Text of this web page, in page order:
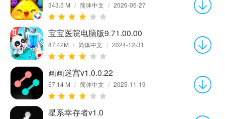
343.5 M / 简体中文 / 2026-05-27
宝宝医院电脑版9.71.00.00
87.42M / 简体中文 / 2024-12-31
画画迷宫v1.0.0.22
57.14 M / 简体中文 / 2025-11-19
星系幸存者v1.0